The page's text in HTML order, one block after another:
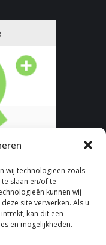
wij technologieën zoals
slaan en/of te
kunnen wij
site verwerken. Als u
kan dit een
en mogelijkheden.